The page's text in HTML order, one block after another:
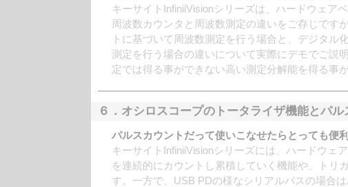
キーサイトInfiniiVisionシリーズは、ハードウェア
周波数カウンタと周波数測定の違いをご存じです
トに基づいて周波数測定を行う場合と、デジタル
測定を行う場合の違いについて実際にデモでご説
定では得る事ができない高い測定分解能を得る事が
６．オシロスコープのトータライザ機能とパ
パルスカウントだって使いこなせたらとっても便
キーサイトInfiniiVisionシリーズには、ハードウェ
を連続的にカウントし累積していく機能や、トリ
す。一方で、USB PDの様なシリアルバスの場合